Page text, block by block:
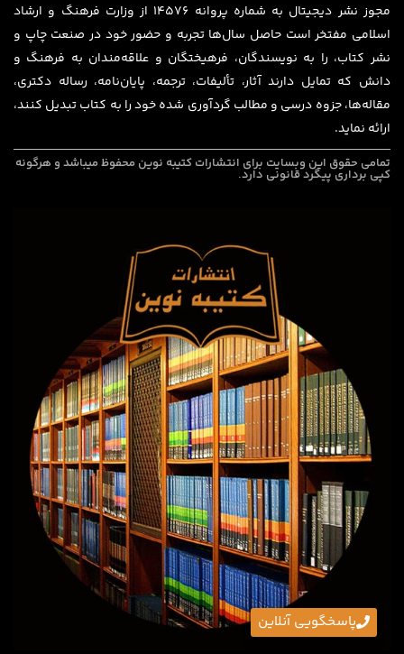
پاسخگویی آنلاین
مجوز نشر دیجیتال به شماره پروانه 14576 از وزارت فرهنگ و ارشاد
اسلامی مفتخر است حاصل سال‌ها تجربه و حضور خود در صنعت چاپ و
نشر کتاب، را به نویسندگان، فرهیختگان و علاقه‌مندان به فرهنگ و
دانش که تمایل دارند آثار، تألیفات، ترجمه، پایان‌نامه، رساله دکتری،
مقاله‌ها، جزوه درسی و مطالب گردآوری شده خود را به کتاب تبدیل کنند،
ارائه نماید.
تمامی حقوق این وبسایت برای انتشارات کتیبه نوین محفوظ میباشد و هرگونه
کپی برداری پیگرد قانونی دارد.